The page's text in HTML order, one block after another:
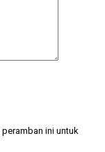
ini untuk